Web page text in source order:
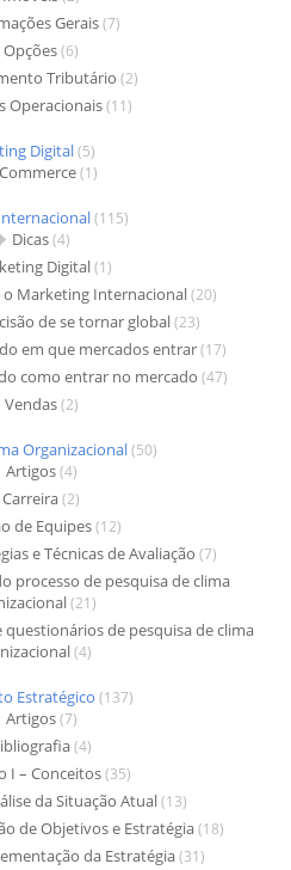
Gerais(7)
Opções(6)
Tributário (2)
Operacionais(11)
Digital(5)
(1)
(115)
Dicas(4)
Digital(1)
o Marketing Internacional(20)
de se tornar global(23)
em que mercados entrar(17)
como entrar no mercado (47)
Vendas(2)
Organizacional(50)
Artigos(4)
Carreira(2)
de Equipes(12)
e Técnicas de Avaliação (7)
processo de pesquisa de clima
(21)
de pesquisa de clima
(4)
Estratégico (137)
Artigos(7)
(4)
I – Conceitos(35)
da Situação Atual(13)
de Objetivos e Estratégia(18)
da Estratégia(31)